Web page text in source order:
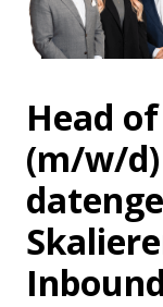
Head
(m/w/d)